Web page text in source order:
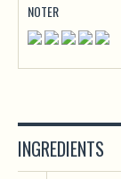
NOTER
INGREDIENTS